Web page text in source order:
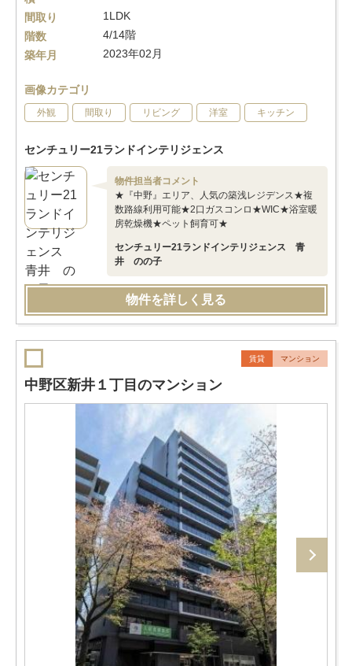
間取り
1LDK
階数
4/14階
築年月
2023年02月
画像カテゴリ
外観 間取り リビング 洋室 キッチン
センチュリー21ランドインテリジェンス
物件担当者コメント
★『中野』エリア、人気の築浅レジデンス★複
数路線利用可能★2口ガスコンロ★WIC★浴室暖
房乾燥機★ペット飼育可★
センチュリー21ランドインテリジェンス 青
井 のの子
物件を詳しく見る
賃貸 マンション
中野区新井１丁目のマンション